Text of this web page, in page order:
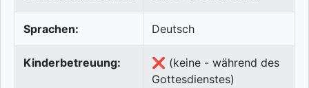
Sprachen: Deutsch
Kinderbetreuung:
❌ (keine - während des
Gottesdienstes)